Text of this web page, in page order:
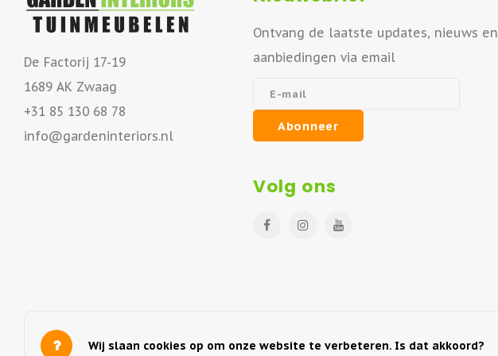
De Factorij 17-19
1689 AK Zwaag
+31 85 130 68 78
info@gardeninteriors.nl
Ontvang de laatste updates, nieuws en
aanbiedingen via email
Abonneer
Volg ons
Wij slaan cookies op om onze website te verbeteren. Is dat akkoord?